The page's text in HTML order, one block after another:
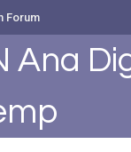
Forum
Ana